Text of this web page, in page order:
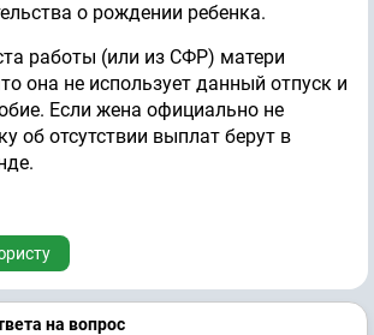
о рождении ребенка.
работы (или из СФР) матери
она не использует данный отпуск и
Если жена официально не
об отсутствии выплат берут в
на вопрос